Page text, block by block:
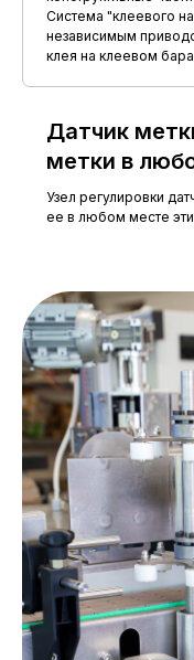
Относительная
Атмосферное
Узнать
Система "клеевого
независимым
клея на клеевом
Датчик
метки в
Узел регулировки
ее в любом месте